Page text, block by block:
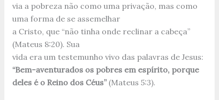
via a pobreza não como uma privação, mas como
uma forma de se assemelhar
a Cristo, que “não tinha onde reclinar a cabeça”
(Mateus 8:20). Sua
vida era um testemunho vivo das palavras de Jesus:
“Bem-aventurados os pobres em espírito, porque
deles é o Reino dos Céus”(Mateus 5:3).